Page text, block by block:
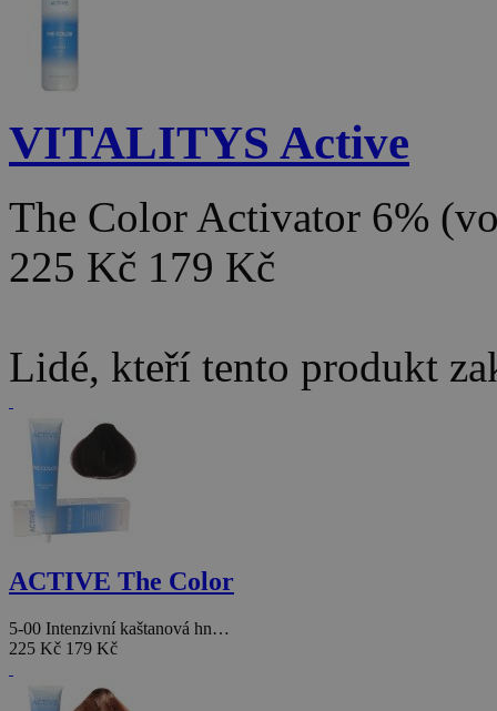
VITALITYS Active
The Color Activator 6%
225 Kč 179 Kč
Lidé, kteří tento produkt
ACTIVE The Color
5-00 Intenzivní kaštanová hn…
225 Kč 179 Kč